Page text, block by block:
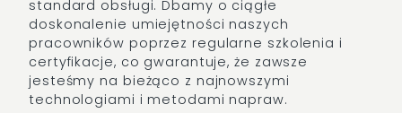
standard obsługi. Dbamy o ciągłe
doskonalenie umiejętności naszych
pracowników poprzez regularne szkolenia i
certyfikacje, co gwarantuje, że zawsze
jesteśmy na bieżąco z najnowszymi
technologiami i metodami napraw.